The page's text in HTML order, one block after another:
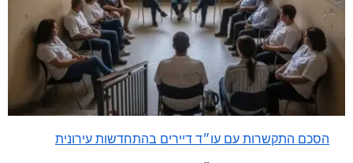
הסכם התקשרות עם עו״ד דיירים בהתחדשות עירונית